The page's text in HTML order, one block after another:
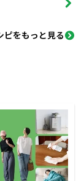
ピをもっと見る